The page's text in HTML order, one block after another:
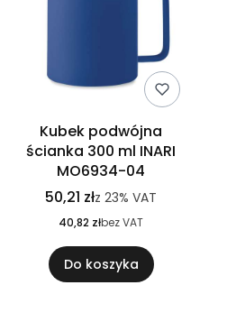
Kubek podwójna
ścianka 300 ml INARI
MO6934-04
50,21 złz 23% VAT
40,82 złbez VAT
Do koszyka